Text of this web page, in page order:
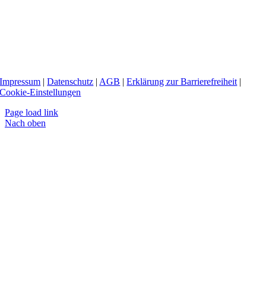
Impressum |Datenschutz | AGB |Erklärung zur Barrierefreiheit |
Cookie-Einstellungen
Page load link
Nach oben